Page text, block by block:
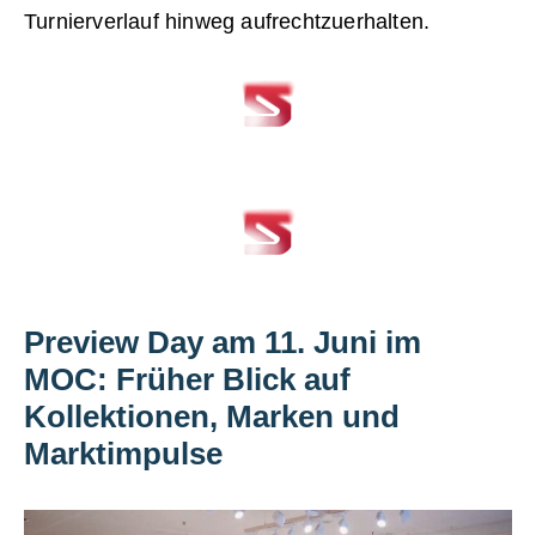
Turnierverlauf hinweg aufrechtzuerhalten.
Preview Day am 11. Juni im
MOC: Früher Blick auf
Kollektionen, Marken und
Marktimpulse